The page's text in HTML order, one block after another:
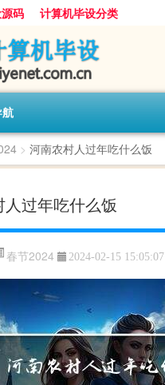
码 计算机毕设分类
> 河南农村人过年吃什么饭
过年吃什么饭
春节2024 2024-02-15 15:05:07